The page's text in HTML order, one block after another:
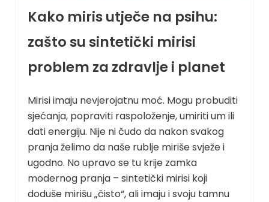
Kako miris utječe na psihu:
zašto su sintetički mirisi
problem za zdravlje i planet
Mirisi imaju nevjerojatnu moć. Mogu probuditi
sjećanja, popraviti raspoloženje, umiriti um ili
dati energiju. Nije ni čudo da nakon svakog
pranja želimo da naše rublje miriše svježe i
ugodno. No upravo se tu krije zamka
modernog pranja – sintetički mirisi koji
doduše mirišu „čisto“, ali imaju i svoju tamnu